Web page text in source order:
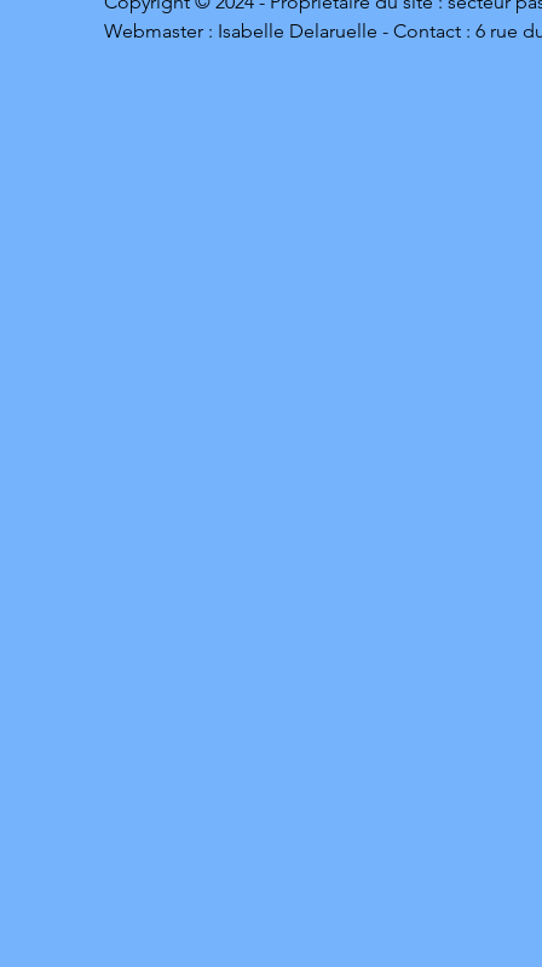
Webmaster : Isabelle Delaruelle - Contact : 6 rue